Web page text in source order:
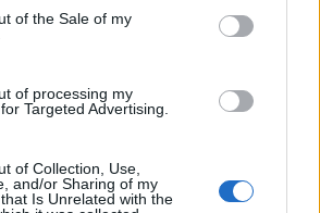
of the Sale of my
of processing my
Targeted Advertising.
of Collection, Use,
and/or Sharing of my
Is Unrelated with the
η πιο Εύκολη